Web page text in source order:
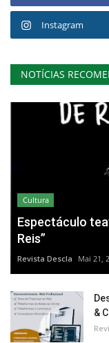
Instagram
NOTÍCIAS
Cultura
Espectáculo
Reis”
Revista Descla Mai 21,
&